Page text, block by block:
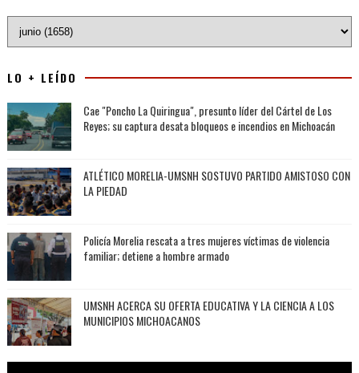
LO + LEÍDO
Cae "Poncho La Quiringua", presunto líder del Cártel de Los
Reyes; su captura desata bloqueos e incendios en Michoacán
ATLÉTICO MORELIA-UMSNH SOSTUVO PARTIDO AMISTOSO CON
LA PIEDAD
Policía Morelia rescata a tres mujeres víctimas de violencia
familiar; detiene a hombre armado
UMSNH ACERCA SU OFERTA EDUCATIVA Y LA CIENCIA A LOS
MUNICIPIOS MICHOACANOS